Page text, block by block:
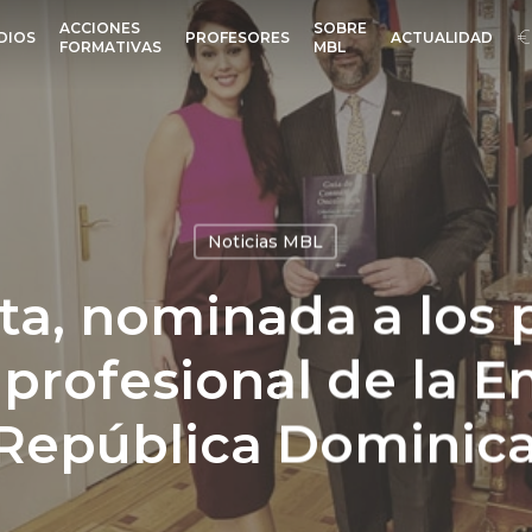
ACCIONES
FORMATIVAS
PROFESORES
SOBRE
MBL
ACTUALIDAD
Noticias MBL
nominada a los
de la